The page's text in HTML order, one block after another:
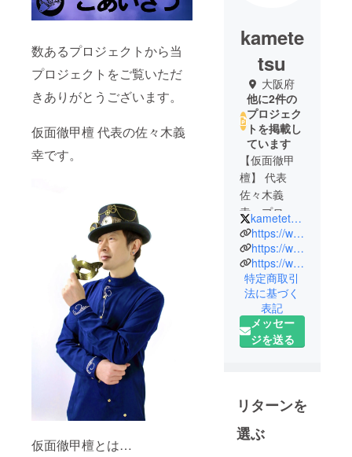
数あるプロジェクトから当
プロジェクトをご覧いただ
きありがとうございます。
仮面徹甲檀 代表の佐々木義
幸です。
仮面徹甲檀とは…
kamete
tsu
大阪府
他に2件の
プロジェク
トを掲載し
ています
【仮面徹甲
檀】 代表
佐々木義
幸 プロ
フィール
1996年
ニューヨー
クへ渡米
1997年 OPT
を取得
タップダン
Manhattan
Companyの
kametetsu_333
https://www.handshakee.com/kametetsu_333
https://www.kametetsu.com
https://www.youtube.com/channel/UC31zfPBb6rNuEgFyYR870dA
特定商取引
法に基づく
表記
メッセー
ジを送る
リターンを
選ぶ